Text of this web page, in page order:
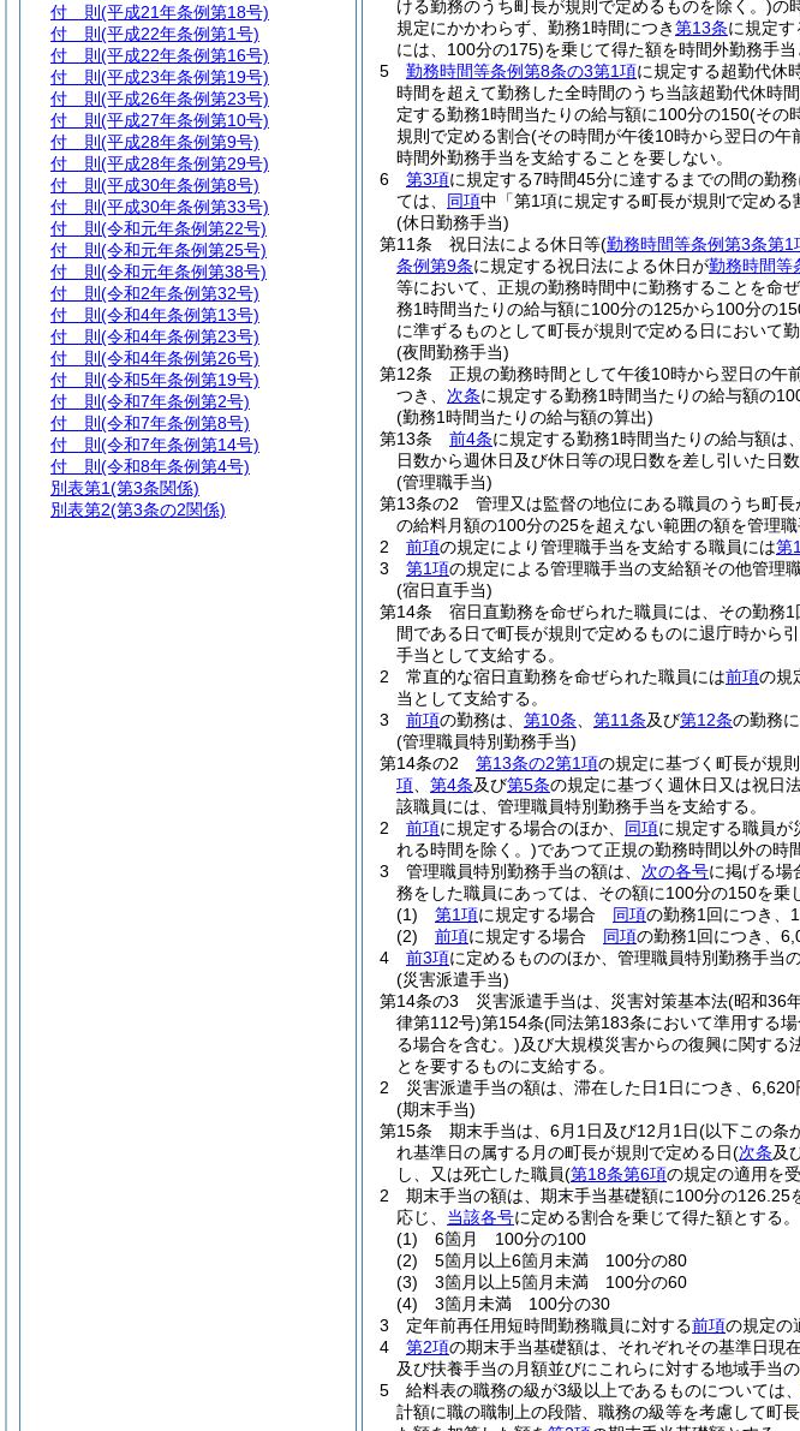
ける勤務のうち町長が規則で定めるものを除く。)の
規定にかかわらず、勤務1時間につき第13条に規定
には、100分の175)を乗じて得た額を時間外勤務手当
5
勤務時間等条例第8条の3第1項に規定する超勤代休
時間を超えて勤務した全時間のうち当該超勤代休時
定する勤務1時間当たりの給与額に100分の150(その
規則で定める割合(その時間が午後10時から翌日の
時間外勤務手当を支給することを要しない。
6
第3項に規定する7時間45分に達するまでの間の勤
ては、 同項中「第1項に規定する町長が規則で定める
(休日勤務手当)
第11条
祝日法による休日等(勤務時間等条例第3条第1
条例第9条に規定する祝日法による休日が勤務時間等
等において、正規の勤務時間中に勤務することを命
務1時間当たりの給与額に100分の125から100分の
に準ずるものとして町長が規則で定める日において
(夜間勤務手当)
第12条
正規の勤務時間として午後10時から翌日の午
つき、 次条に規定する勤務1時間当たりの給与額の
(勤務1時間当たりの給与額の算出)
第13条
前4条に規定する勤務1時間当たりの給与額は
日数から週休日及び休日等の現日数を差し引いた日
(管理職手当)
第13条の2
管理又は監督の地位にある職員のうち町
の給料月額の100分の25を超えない範囲の額を管理職
2
前項の規定により管理職手当を支給する職員には第
3
第1項の規定による管理職手当の支給額その他管理
(宿日直手当)
第14条
宿日直勤務を命ぜられた職員には、その勤務
間である日で町長が規則で定めるものに退庁時から
手当として支給する。
2
常直的な宿日直勤務を命ぜられた職員には前項の規
当として支給する。
3
前項の勤務は、 第10条 第11条及び第12条の勤務
(管理職員特別勤務手当)
第14条の2
第13条の2第1項の規定に基づく町長が規
項
第4条及び第5条の規定に基づく週休日又は祝日
該職員には、管理職員特別勤務手当を支給する。
2
前項に規定する場合のほか、 同項に規定する職員が
れる時間を除く。)であつて正規の勤務時間以外の時
3
管理職員特別勤務手当の額は、 次の各号に掲げる場
務をした職員にあっては、その額に100分の150を乗
(1)
第1項に規定する場合 同項の勤務1回につき、
(2)
前項に規定する場合 同項の勤務1回につき、
4
前3項に定めるもののほか、管理職員特別勤務手当
(災害派遣手当)
第14条の3
災害派遣手当は、災害対策基本法(昭和36
律第112号)第154条(同法第183条において準用する
る場合を含む。)及び大規模災害からの復興に関する
とを要するものに支給する。
2
災害派遣手当の額は、滞在した日1日につき、
(期末手当)
第15条
期末手当は、6月1日及び12月1日(以下この条
れ基準日の属する月の町長が規則で定める日(次条及
し、又は死亡した職員(第18条第6項の規定の適用を
2
期末手当の額は、期末手当基礎額に100分の
応じ、 当該各号に定める割合を乗じて得た額とする。
(1)
6箇月 100分の100
(2)
5箇月以上6箇月未満 100分の80
(3)
3箇月以上5箇月未満 100分の60
(4)
3箇月未満 100分の30
3
定年前再任用短時間勤務職員に対する前項の規定の
4
第2項の期末手当基礎額は、それぞれその基準日現
及び扶養手当の月額並びにこれらに対する地域手当
5
給料表の職務の級が3級以上であるものについては、
計額に職の職制上の段階、職務の級等を考慮して町
付 則 (平成21年条例第18号)
付 則 (平成22年条例第1号)
付 則 (平成22年条例第16号)
付 則 (平成23年条例第19号)
付 則 (平成26年条例第23号)
付 則 (平成27年条例第10号)
付 則 (平成28年条例第9号)
付 則 (平成28年条例第29号)
付 則 (平成30年条例第8号)
付 則 (平成30年条例第33号)
付 則 (令和元年条例第22号)
付 則 (令和元年条例第25号)
付 則 (令和元年条例第38号)
付 則 (令和2年条例第32号)
付 則 (令和4年条例第13号)
付 則 (令和4年条例第23号)
付 則 (令和4年条例第26号)
付 則 (令和5年条例第19号)
付 則 (令和7年条例第2号)
付 則 (令和7年条例第8号)
付 則 (令和7年条例第14号)
付 則 (令和8年条例第4号)
別表第1(第3条関係)
別表第2(第3条の2関係)